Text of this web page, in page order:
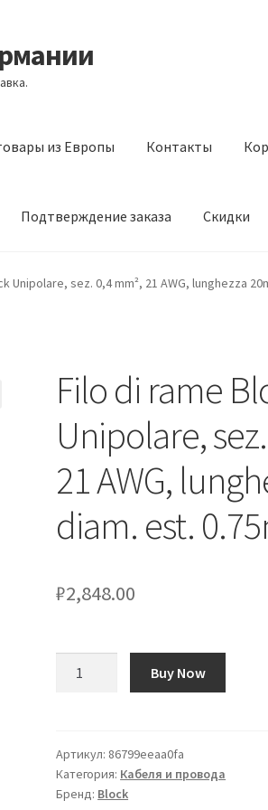
из Европы Контакты
Подтверждение заказа Скидки
Контакты Корзина Мой аккаунт
Unipolare, sez. 0,4 mm², 21 AWG, lunghezza
Filo di rame
Unipolare,
21 AWG,
diam. est.
₽2,848.00
rame
Block
Unipolare,
Buy Now
Артикул: 86799eeaa0fa
Категория: Кабеля и провода
Бренд: Block